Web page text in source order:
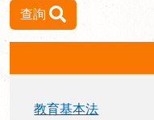
查詢
教育基本法